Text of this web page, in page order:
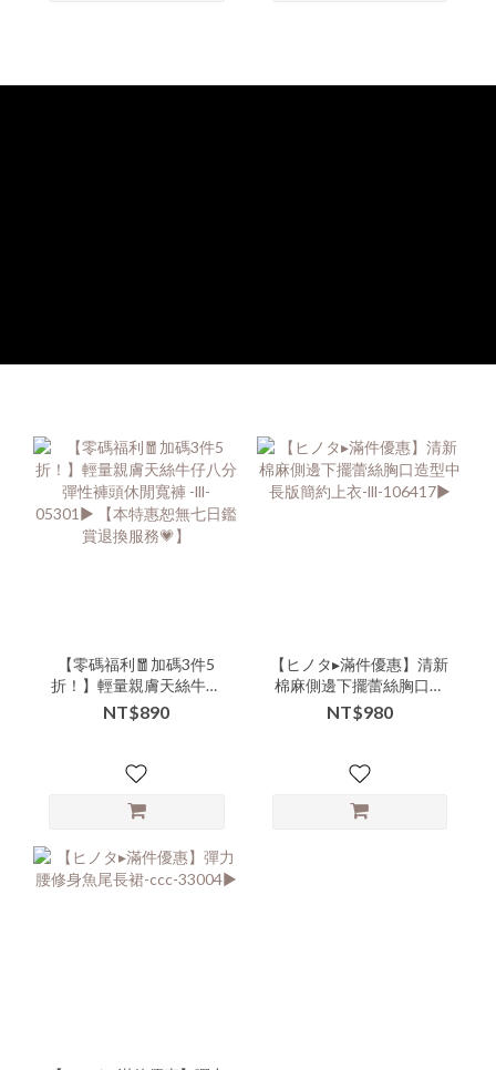
【零碼福利🧧加碼3件5
折！】輕量親膚天絲牛仔
八分彈性褲頭休閒寬褲 -lll-
05301▶ 【本特惠恕無七
NT$890
【ヒノタ▸滿件優惠】清新
棉麻側邊下擺蕾絲胸口造
型中長版簡約上衣-lll-
106417▶
NT$980